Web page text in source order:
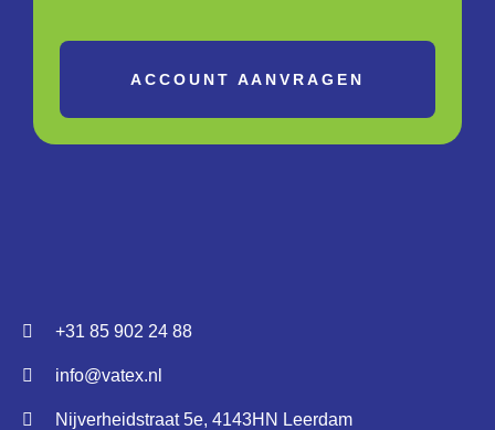
ACCOUNT AANVRAGEN
+31 85 902 24 88
info@vatex.nl
Nijverheidstraat 5e, 4143HN Leerdam